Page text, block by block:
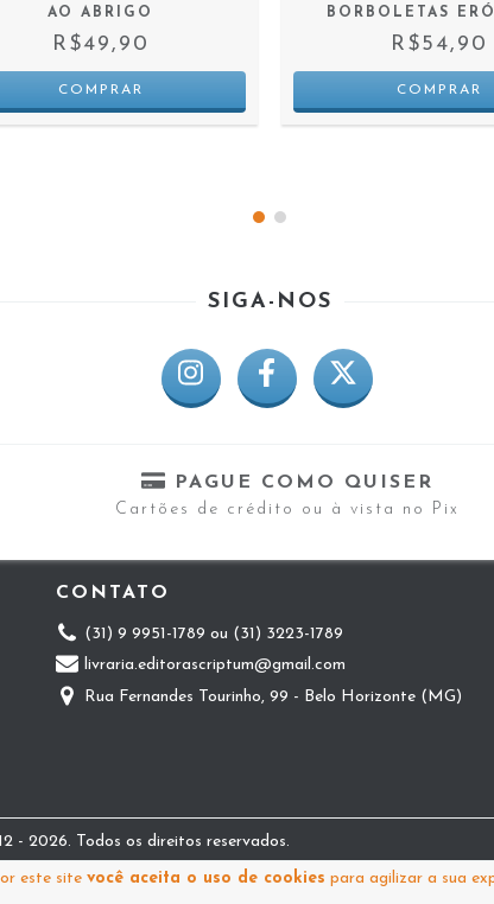
este site você aceita o uso de cookies para agilizar a sua
AO ABRIGO
R$49,90
BORBOLETAS
R$54,90
SIGA-NOS
PAGUE COMO QUISER
Cartões de crédito ou à vista no Pix
CONTATO
(31) 9 9951-1789 ou (31) 3223-1789
livraria.editorascriptum@gmail.com
Rua Fernandes Tourinho, 99 - Belo Horizonte (MG)
- 2026. Todos os direitos reservados.